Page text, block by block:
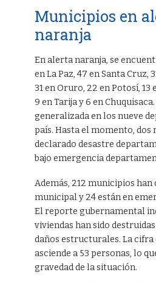
Municipios en
naranja
En alerta naranja, se
en La Paz, 47 en Santa Cruz,
31 en Oruro, 22 en Potosí, 13
9 en Tarija y 6 en
generalizada en los nueve
país. Hasta el momento, dos
declarado desastre
bajo emergencia
Además, 212 municipios han
municipal y 24 están en
El reporte gubernamental
viviendas han sido
daños estructurales. La cifra
asciende a 53 personas, lo
gravedad de la situación.